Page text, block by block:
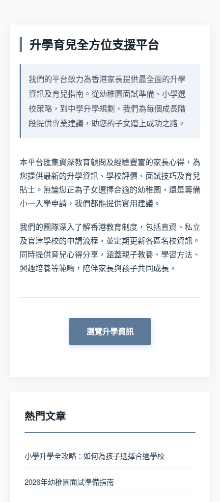
升學育兒全方位支援平台
我們的平台致力為香港家長提供最全面的升學
資訊及育兒指南。從幼稚園面試準備、小學選
校策略，到中學升學規劃，我們為每個成長階
段提供專業建議，助您的子女踏上成功之路。
本平台匯集資深教育顧問及經驗豐富的家長心得，為
您提供最新的升學資訊、學校評價、面試技巧及育兒
貼士。無論您正為子女選擇合適的幼稚園，還是籌備
小一入學申請，我們都能提供實用建議。
我們的團隊深入了解香港教育制度，包括直資、私立
及官津學校的申請流程，並定期更新各區名校資訊。
同時提供育兒心得分享，涵蓋親子教養、學習方法、
興趣培養等範疇，陪伴家長與孩子共同成長。
瀏覽升學資訊
熱門文章
小學升學全攻略：如何為孩子選擇合適學校
2026年幼稚園面試準備指南